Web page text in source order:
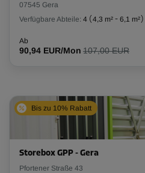
07545 Gera
Verfügbare Abteile: 4 (4,3 m² - 6,1 m²)
Ab
90,94 EUR/Mon 107,00 EUR
Bis zu 10% Rabatt
Storebox GPP - Gera
Pfortener Straße 43